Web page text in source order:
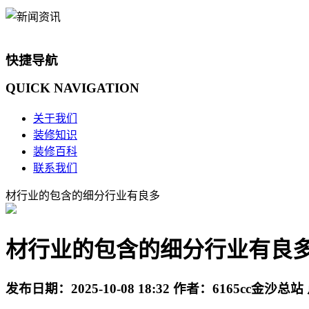
快捷导航
QUICK NAVIGATION
关于我们
装修知识
装修百科
联系我们
材行业的包含的细分行业有良多
材行业的包含的细分行业有良
发布日期： 2025-10-08 18:32 作者： 6165cc金沙总站